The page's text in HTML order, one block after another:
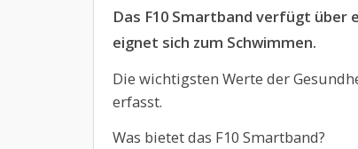
Das F10 Smartband verfügt über
eignet sich zum Schwimmen.
Die wichtigsten Werte der
erfasst.
Was bietet das F10 Smartband?